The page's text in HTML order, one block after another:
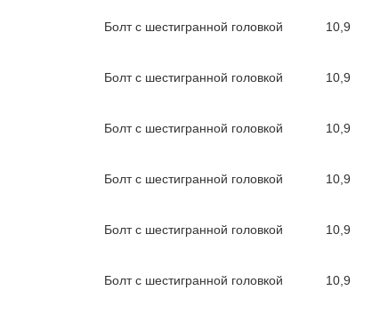
Болт с шестигранной головкой 10,9
Болт с шестигранной головкой 10,9
Болт с шестигранной головкой 10,9
Болт с шестигранной головкой 10,9
Болт с шестигранной головкой 10,9
Болт с шестигранной головкой 10,9